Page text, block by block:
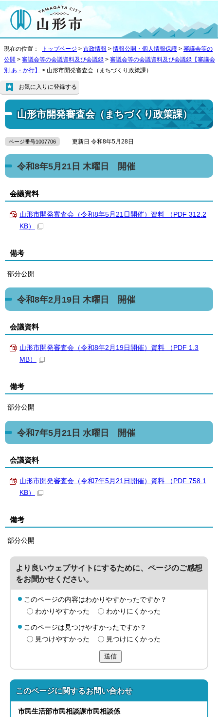
現在の位置： トップページ > 市政情報 >情報公開・個人情報保護 > 審議会等の
公開 > 審議会等の会議資料及び会議録 > 審議会等の会議資料及び会議録【審議会
別 あ・か行】
> 山形市開発審査会（まちづくり政策課）
山形市開発審査会（まちづくり政策課）
お気に入りに登録する
ページ番号1007706 更新日 令和8年5月28日
令和8年5月21日 木曜日 開催
会議資料
山形市開発審査会（令和8年5月21日開催）資料 （PDF 312.2
KB）
備考
部分公開
令和8年2月19日 木曜日 開催
会議資料
山形市開発審査会（令和8年2月19日開催）資料 （PDF 1.3
MB）
備考
部分公開
令和7年5月21日 水曜日 開催
会議資料
山形市開発審査会（令和7年5月21日開催）資料 （PDF 758.1
KB）
備考
部分公開
より良いウェブサイトにするために、ページのご感想
をお聞かせください。
このページの内容はわかりやすかったですか？
わかりやすかった
わかりにくかった
このページは見つけやすかったですか？
見つけやすかった
見つけにくかった
送信
このページに関するお問い合わせ
市民生活部市民相談課市民相談係